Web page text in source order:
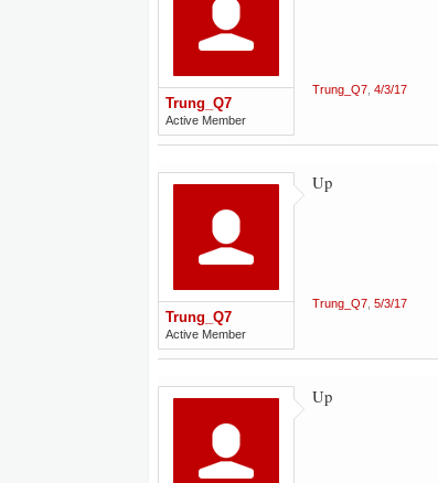
Trung_Q7
Active Member
Trung_Q7 4/3/17
Trung_Q7
Active Member
Up
Trung_Q7 5/3/17
Up